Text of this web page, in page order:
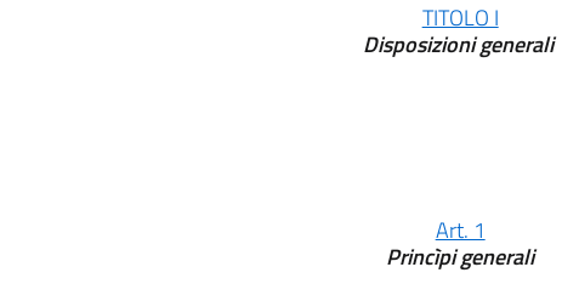
TITOLO I
Disposizioni generali
Art. 1
Princìpi generali